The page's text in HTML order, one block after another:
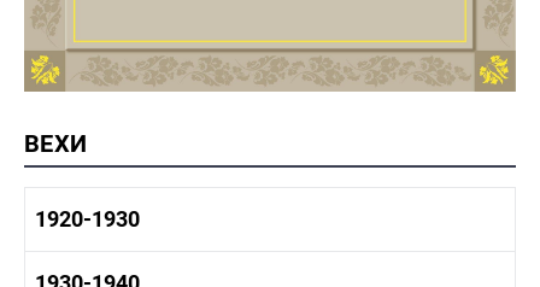
ВЕХИ
1920-1930
1920-1930 история